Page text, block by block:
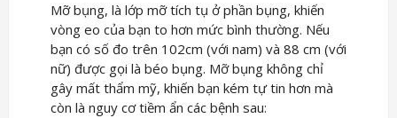
Mỡ bụng, là lớp mỡ tích tụ ở phần bụng, khiến
vòng eo của bạn to hơn mức bình thường. Nếu
bạn có số đo trên 102cm (với nam) và 88 cm (với
nữ) được gọi là béo bụng. Mỡ bụng không chỉ
gây mất thẩm mỹ, khiến bạn kém tự tin hơn mà
còn là nguy cơ tiềm ẩn các bệnh sau: